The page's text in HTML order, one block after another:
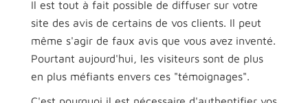
Il est tout à fait possible de diffuser sur votre
site des avis de certains de vos clients. Il peut
même s'agir de faux avis que vous avez inventé.
Pourtant aujourd'hui, les visiteurs sont de plus
en plus méfiants envers ces "témoignages".